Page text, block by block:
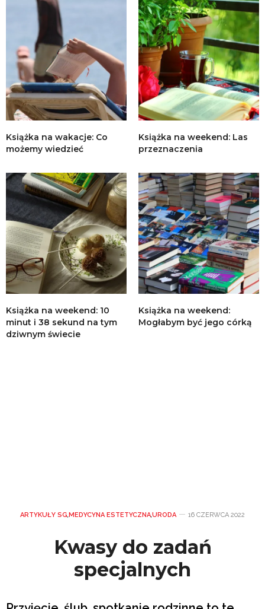
Książka na wakacje: Co
możemy wiedzieć
Książka na weekend: Las
przeznaczenia
Książka na weekend: 10
minut i 38 sekund na tym
dziwnym świecie
Książka na weekend:
Mogłabym być jego córką
ARTYKUŁY SG,MEDYCYNA ESTETYCZNA,URODA 16 CZERWCA 2022
Kwasy do zadań
specjalnych